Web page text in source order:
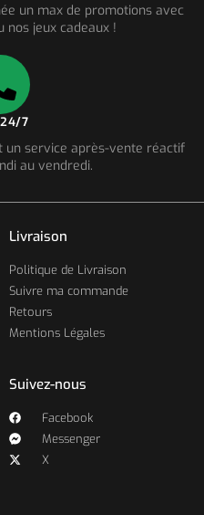
un max de promotions avec
nos jeux cadeaux !
7
un service après-vente réactif
au vendredi.
Livraison
Politique de Livraison
Suivre ma commande
Retours
Mentions Légales
Suivez-nous
Facebook
Messenger
X